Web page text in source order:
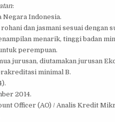
:
Negara Indonesia.
rohani dan jasmani sesuai dengan
menarik, tinggi badan
perempuan.
jurusan, diutamakan jurusan
minimal B.
2014.
Officer (AO) / Analis Kredit